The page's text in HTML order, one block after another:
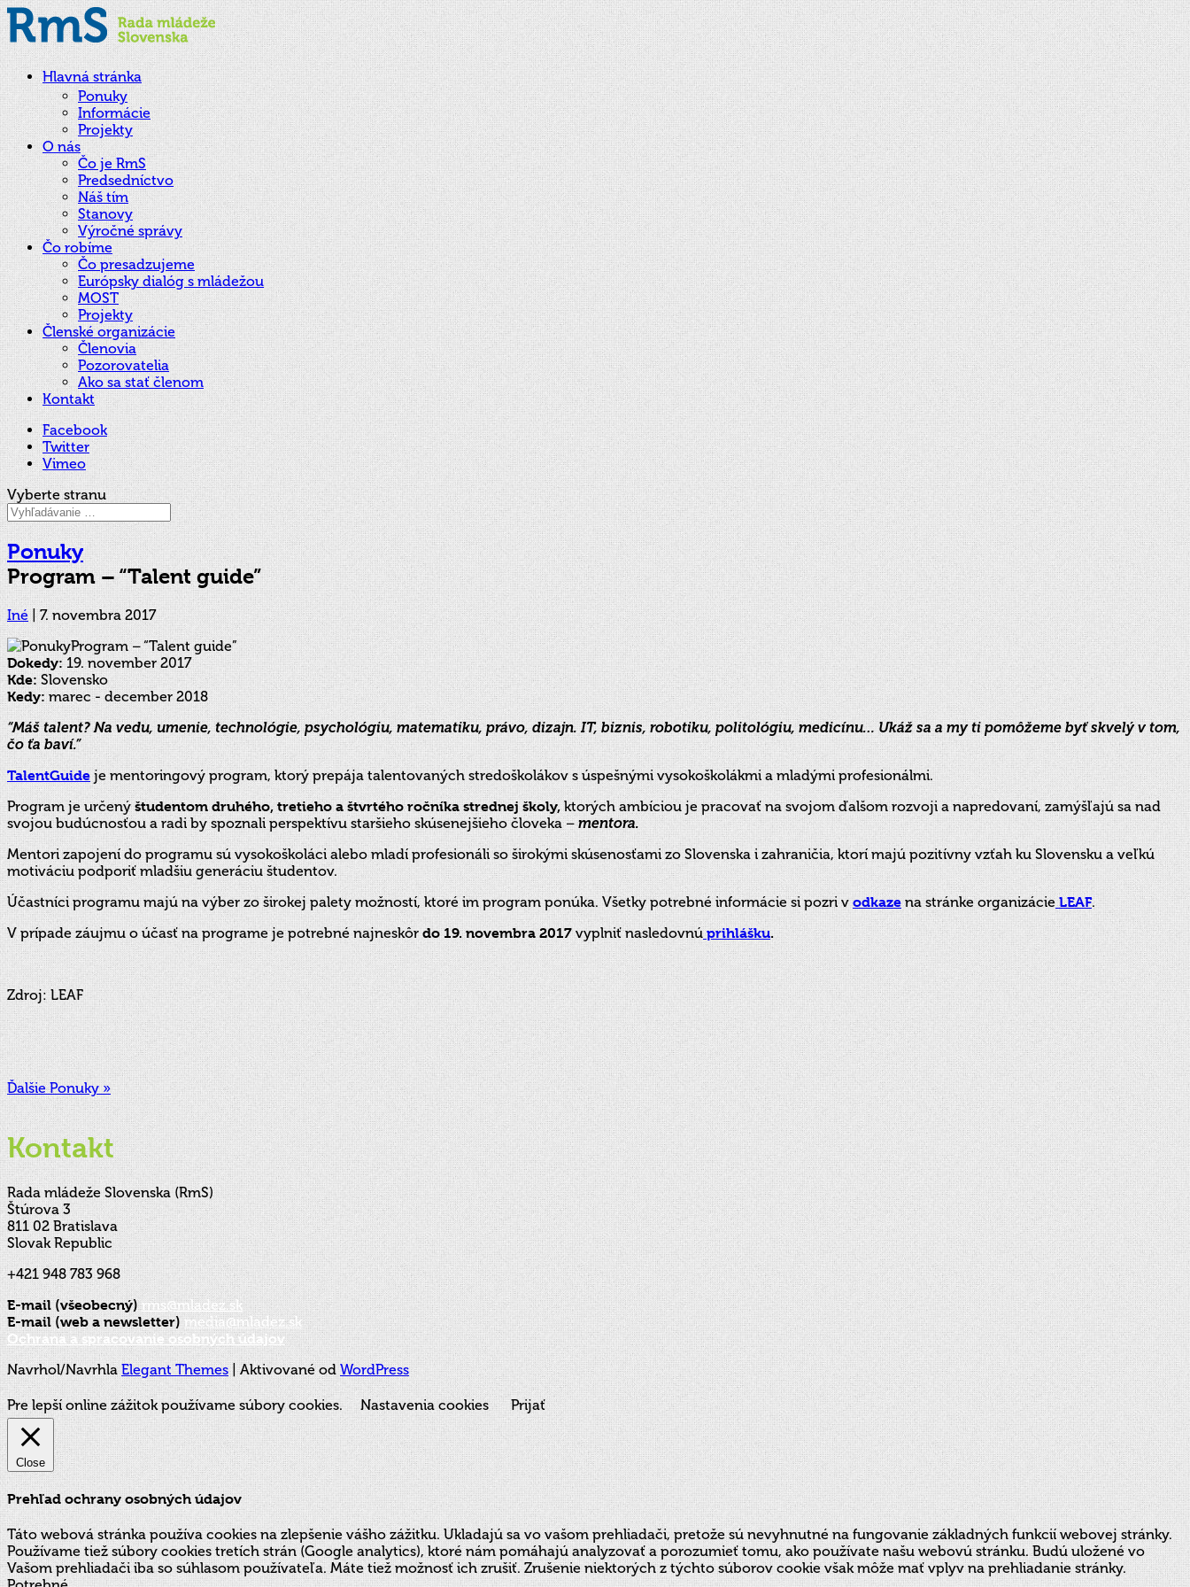
Hlavná stránka
Ponuky
Informácie
Projekty
O nás
Čo je RmS
Predsedníctvo
Náš tím
Stanovy
Výročné správy
Čo robíme
Čo presadzujeme
Európsky dialóg s mládežou
MOST
Projekty
Členské organizácie
Členovia
Pozorovatelia
Ako sa stať členom
Kontakt
Facebook
Twitter
Vimeo
Vyberte stranu
Ponuky
Program – “Talent guide”
Iné|7. novembra 2017
Dokedy:19. november 2017
Kde:Slovensko
Kedy:marec - december 2018
“Máš talent? Na vedu, umenie, technológie, psychológiu, matematiku, právo, dizajn. IT, biznis, robotiku, politológiu, medicínu… Ukáž sa a my ti pomôžeme byť skvelý v tom,
čo ťa baví.”
TalentGuideje mentoringový program, ktorý prepája talentovaných stredoškolákov s úspešnými vysokoškolákmi a mladými profesionálmi.
Program je určenýštudentom druhého, tretieho a štvrtého ročníka strednej školy,ktorých ambíciou je pracovať na svojom ďalšom rozvoji a napredovaní, zamýšľajú sa nad
svojou budúcnosťou a radi by spoznali perspektívu staršieho skúsenejšieho človeka –mentora.
Mentori zapojení do programu sú vysokoškoláci alebo mladí profesionáli so širokými skúsenosťami zo Slovenska i zahraničia, ktorí majú pozitívny vzťah ku Slovensku a veľkú
motiváciu podporiť mladšiu generáciu študentov.
Účastníci programu majú na výber zo širokej palety možností, ktoré im program ponúka. Všetky potrebné informácie si pozri vodkazena stránke organizácieLEAF.
V prípade záujmu o účasť na programe je potrebné najneskôrdo 19. novembra 2017vyplniť nasledovnúprihlášku.
Zdroj: LEAF
Ďalšie Ponuky »
Kontakt
Rada mládeže Slovenska (RmS)
Štúrova 3
811 02 Bratislava
Slovak Republic
+421 948 783 968
E-mail (všeobecný)rms@mladez.sk
E-mail (web a newsletter) media@mladez.sk
Ochrana a spracovanie osobných údajov
Navrhol/NavrhlaElegant Themes| Aktivované odWordPress
Pre lepší online zážitok používame súbory cookies. Nastavenia cookies Prijať
Close
Prehľad ochrany osobných údajov
Táto webová stránka používa cookies na zlepšenie vášho zážitku. Ukladajú sa vo vašom prehliadači, pretože sú nevyhnutné na fungovanie základných funkcií webovej stránky.
Používame tiež súbory cookies tretích strán (Google analytics), ktoré nám pomáhajú analyzovať a porozumieť tomu, ako používate našu webovú stránku. Budú uložené vo
Vašom prehliadači iba so súhlasom používateľa. Máte tiež možnosť ich zrušiť. Zrušenie niektorých z týchto súborov cookie však môže mať vplyv na prehliadanie stránky.